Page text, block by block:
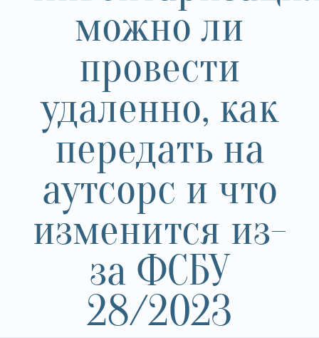
можно ли
провести
удаленно, как
передать на
аутсорс и что
изменится из-
за ФСБУ
28/2023